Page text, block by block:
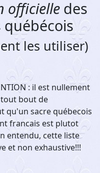
officielledes
québécois
les utiliser)
: il est nullement
bout de
qu'un sacre québecois
francais est plutot
entendu, cette liste
et non exhaustive!!!